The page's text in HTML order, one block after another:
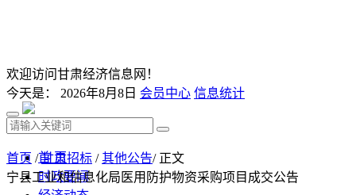
欢迎访问甘肃经济信息网！
今天是： 2026年8月8日 会员中心 信息统计
首 页
时政要闻
首页 /甘肃招标 /其他公告/ 正文
宁县工业和信息化局医用防护物资采购项目成交公告